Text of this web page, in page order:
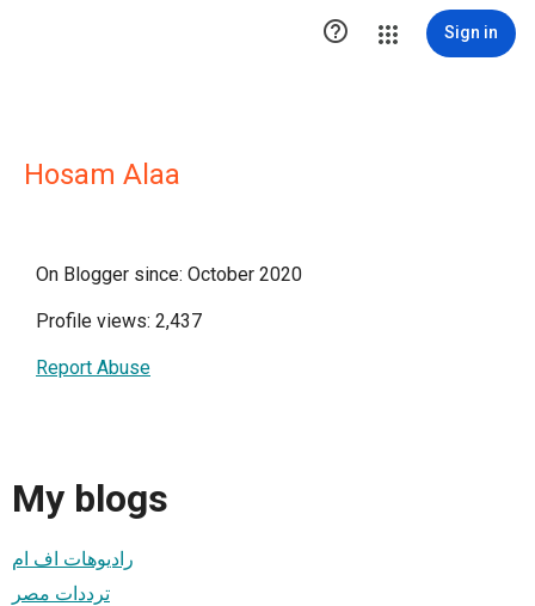
 Sign in
Hosam Alaa
On Blogger since: October 2020
Profile views: 2,437
Report Abuse
My blogs
راديوهات اف ام
ترددات مصر